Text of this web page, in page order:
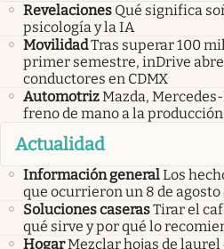
Revelaciones Qué significa
psicología y la IA
MovilidadTras superar 100
primer semestre, inDrive
conductores en CDMX
AutomotrizMazda,
freno de mano a la
Actualidad
Información generalLos
que ocurrieron un 8 de
Soluciones caserasTirar el
qué sirve y por qué lo
HogarMezclar hojas de